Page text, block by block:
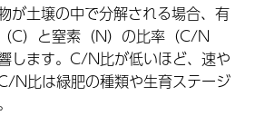
が土壌の中で分解される場合、有
C）と窒素（N）の比率（C/N
します。C/N比が低いほど、速や
N比は緑肥の種類や生育ステージ